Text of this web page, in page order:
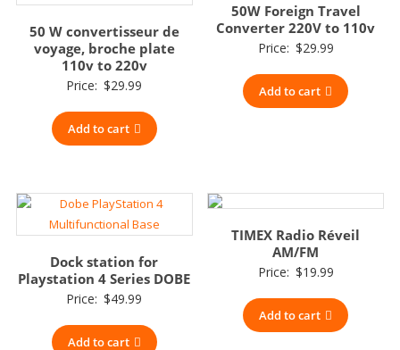
50 W convertisseur de
voyage, broche plate
110v to 220v
Price: $29.99
Add to cart
50W Foreign Travel
Converter 220V to 110v
Price: $29.99
Add to cart
Dock station for
Playstation 4 Series DOBE
Price: $49.99
Add to cart
TIMEX Radio Réveil
AM/FM
Price: $19.99
Add to cart